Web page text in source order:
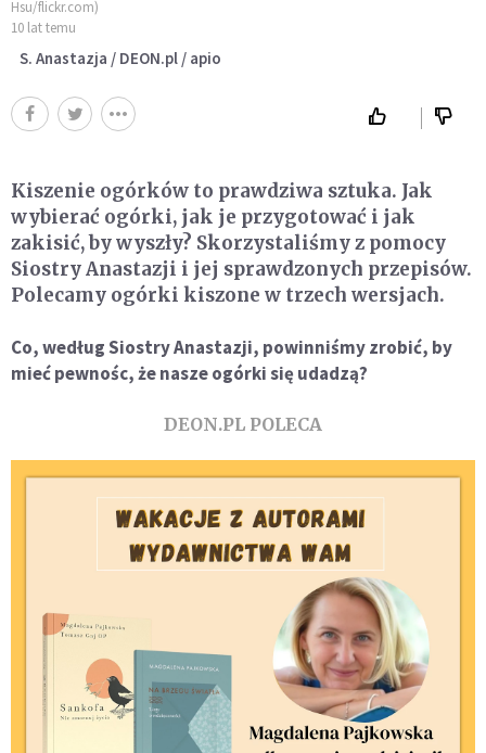
Hsu/flickr.com)
10 lat temu
S. Anastazja / DEON.pl / apio
Kiszenie ogórków to prawdziwa sztuka. Jak
wybierać ogórki, jak je przygotować i jak
zakisić, by wyszły? Skorzystaliśmy z pomocy
Siostry Anastazji i jej sprawdzonych przepisów.
Polecamy ogórki kiszone w trzech wersjach.
Co, według Siostry Anastazji, powinniśmy zrobić, by
mieć pewnośc, że nasze ogórki się udadzą?
DEON.PL POLECA